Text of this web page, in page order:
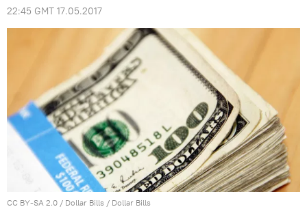
22:45 GMT 17.05.2017
CC BY-SA 2.0 / Dollar Bills / Dollar Bills